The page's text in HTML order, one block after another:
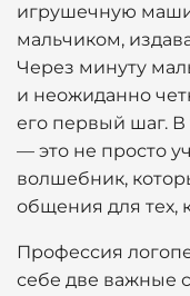
игрушечную
мальчиком,
Через минуту
и неожиданно
его первый шаг. В
— это не просто
волшебник,
общения для тех,
Профессия
себе две важные